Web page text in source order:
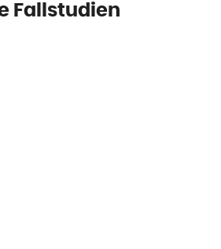
Fallstudien